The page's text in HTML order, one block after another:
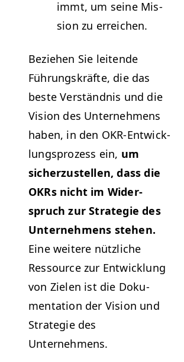
immt, um seine Mis­
sion zu erreichen.
Beziehen Sie lei­t­ende
Führungskräfte, die das
beste Ver­ständ­nis und die
Vision des Unternehmens
haben, in den OKR-Entwick­
lung­sprozess ein, um
sicherzustellen, dass die
OKRs nicht im Wider­
spruch zur Strate­gie des
Unternehmens ste­hen.
Eine weit­ere nüt­zliche
Ressource zur Entwick­lung
von Zie­len ist die Doku­
men­ta­tion der Vision und
Strate­gie des
Unternehmens.